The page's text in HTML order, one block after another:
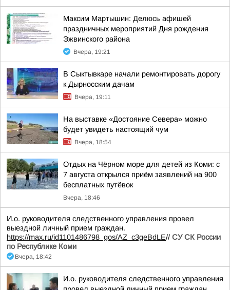
Максим Мартышин: Делюсь афишей
праздничных мероприятий Дня рождения
Эжвинского района
Вчера, 19:21
В Сыктывкаре начали ремонтировать дорогу
к Дырносским дачам
Вчера, 19:11
На выставке «Достояние Севера» можно
будет увидеть настоящий чум
Вчера, 18:54
Отдых на Чёрном море для детей из Коми: с
7 августа открылся приём заявлений на 900
бесплатных путёвок
Вчера, 18:46
И.о. руководителя следственного управления провел
выездной личный прием граждан.
https://max.ru/id1101486798_gos/AZ_c3geBdLE// СУ СК России
по Республике Коми
Вчера, 18:42
И.о. руководителя следственного управления